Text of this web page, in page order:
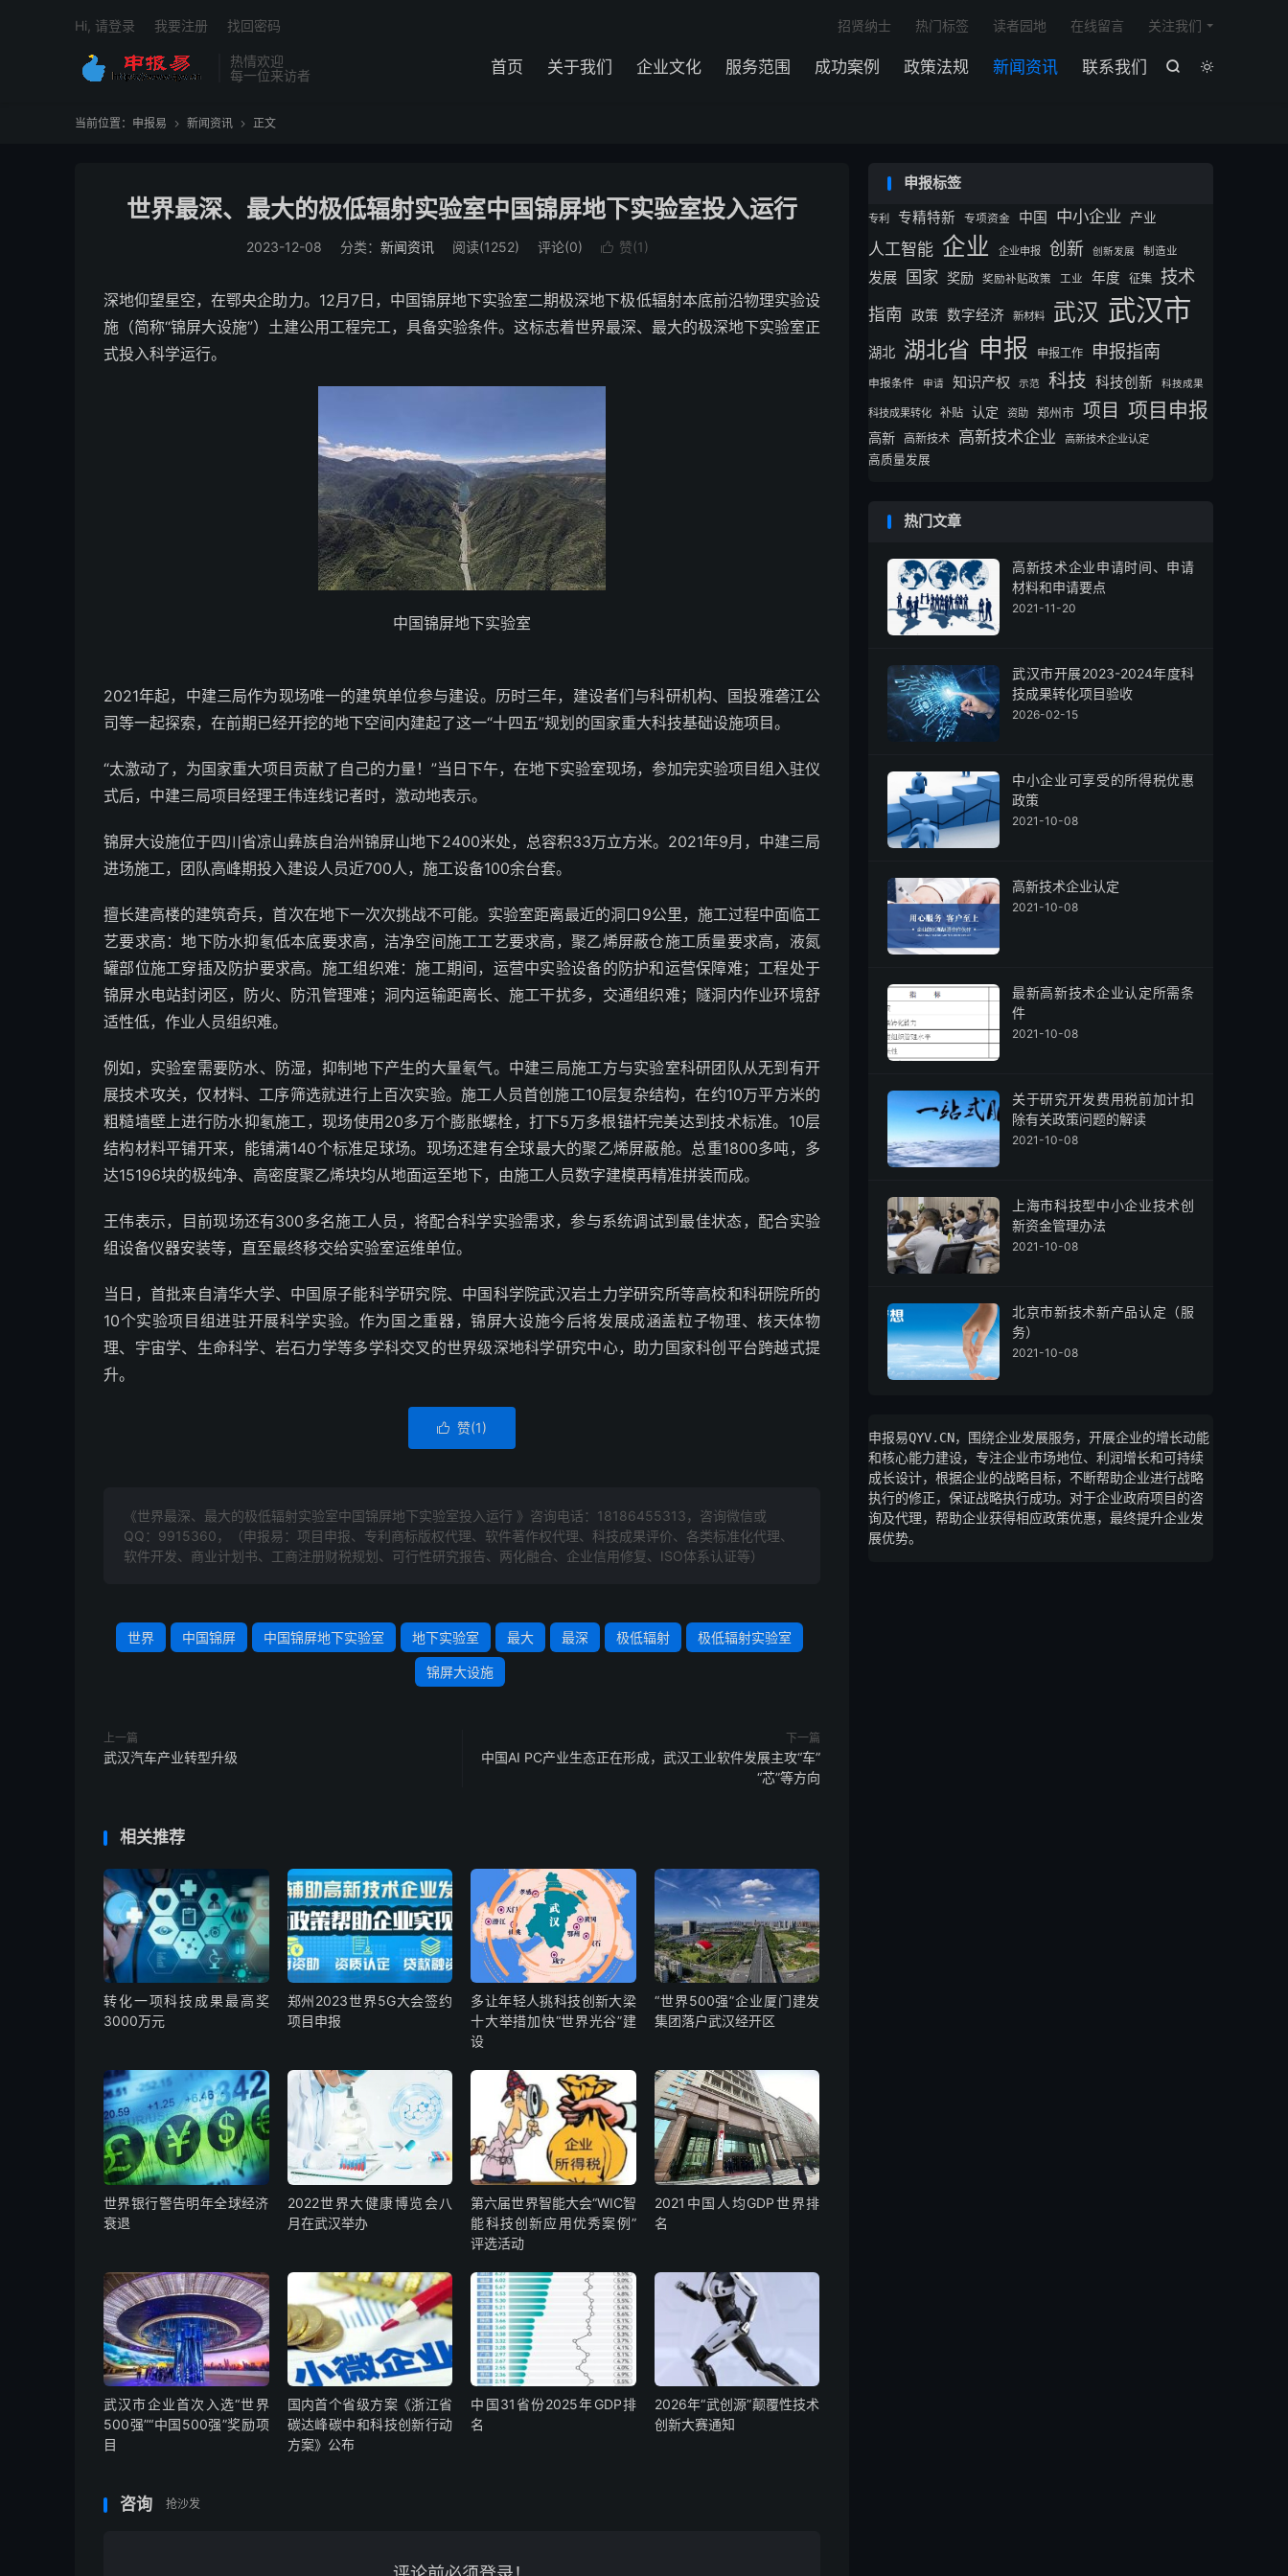
热情欢迎
每一位来访者


首页 关于我们 企业文化 服务范围 成功案例 政策法规 新闻资讯 联系我们
招贤纳士 热门标签 读者园地 在线留言 关注我们
Hi, 请登录 我要注册 找回密码
当前位置： 申报易  新闻资讯  正文
世界最深、最大的极低辐射实验室中国锦屏地下实验室投入运行
2023-12-08 分类： 新闻资讯 阅读(1252) 评论(0)  赞(1)
深地仰望星空，在鄂央企助力。12月7日，中国锦屏地下实验室二期极深地下极低辐射本底前沿物理实验设
施（简称“锦屏大设施”）土建公用工程完工，具备实验条件。这标志着世界最深、最大的极深地下实验室正
式投入科学运行。
中国锦屏地下实验室
2021年起，中建三局作为现场唯一的建筑单位参与建设。历时三年，建设者们与科研机构、国投雅砻江公
司等一起探索，在前期已经开挖的地下空间内建起了这一“十四五”规划的国家重大科技基础设施项目。
“太激动了，为国家重大项目贡献了自己的力量！”当日下午，在地下实验室现场，参加完实验项目组入驻仪
式后，中建三局项目经理王伟连线记者时，激动地表示。
锦屏大设施位于四川省凉山彝族自治州锦屏山地下2400米处，总容积33万立方米。2021年9月，中建三局
进场施工，团队高峰期投入建设人员近700人，施工设备100余台套。
擅长建高楼的建筑奇兵，首次在地下一次次挑战不可能。实验室距离最近的洞口9公里，施工过程中面临工
艺要求高：地下防水抑氡低本底要求高，洁净空间施工工艺要求高，聚乙烯屏蔽仓施工质量要求高，液氮
罐部位施工穿插及防护要求高。施工组织难：施工期间，运营中实验设备的防护和运营保障难；工程处于
锦屏水电站封闭区，防火、防汛管理难；洞内运输距离长、施工干扰多，交通组织难；隧洞内作业环境舒
适性低，作业人员组织难。
例如，实验室需要防水、防湿，抑制地下产生的大量氡气。中建三局施工方与实验室科研团队从无到有开
展技术攻关，仅材料、工序筛选就进行上百次实验。施工人员首创施工10层复杂结构，在约10万平方米的
粗糙墙壁上进行防水抑氡施工，现场使用20多万个膨胀螺栓，打下5万多根锚杆完美达到技术标准。10层
结构材料平铺开来，能铺满140个标准足球场。现场还建有全球最大的聚乙烯屏蔽舱。总重1800多吨，多
达15196块的极纯净、高密度聚乙烯块均从地面运至地下，由施工人员数字建模再精准拼装而成。
王伟表示，目前现场还有300多名施工人员，将配合科学实验需求，参与系统调试到最佳状态，配合实验
组设备仪器安装等，直至最终移交给实验室运维单位。
当日，首批来自清华大学、中国原子能科学研究院、中国科学院武汉岩土力学研究所等高校和科研院所的
10个实验项目组进驻开展科学实验。作为国之重器，锦屏大设施今后将发展成涵盖粒子物理、核天体物
理、宇宙学、生命科学、岩石力学等多学科交叉的世界级深地科学研究中心，助力国家科创平台跨越式提
升。
 赞(1)
《世界最深、最大的极低辐射实验室中国锦屏地下实验室投入运行 》咨询电话： 18186455313 ，咨询微信或
QQ：9915360，（申报易：项目申报、专利商标版权代理、软件著作权代理、科技成果评价、各类标准化代理、
软件开发、商业计划书、工商注册财税规划、可行性研究报告、两化融合、企业信用修复、ISO体系认证等）
世界 中国锦屏 中国锦屏地下实验室 地下实验室 最大 最深 极低辐射 极低辐射实验室
锦屏大设施
上一篇
武汉汽车产业转型升级
下一篇
中国AI PC产业生态正在形成，武汉工业软件发展主攻“车”
“芯”等方向
相关推荐
转化一项科技成果最高奖
3000万元
郑州2023世界5G大会签约
项目申报
多让年轻人挑科技创新大梁
十大举措加快“世界光谷”建
设
“世界500强”企业厦门建发
集团落户武汉经开区
世界银行警告明年全球经济
衰退
2022世界大健康博览会八
月在武汉举办
第六届世界智能大会“WIC智
能科技创新应用优秀案例”
评选活动
2021中国人均GDP世界排
名
武汉市企业首次入选“世界
500强”“中国500强”奖励项
目
国内首个省级方案《浙江省
碳达峰碳中和科技创新行动
方案》公布
中国31省份2025年GDP排
名
2026年“武创源”颠覆性技术
创新大赛通知
咨询 抢沙发
申报标签
专利 专精特新 专项资金 中国 中小企业 产业
人工智能 企业 企业申报 创新 创新发展 制造业
发展 国家 奖励 奖励补贴政策 工业 年度 征集 技术
指南 政策 数字经济 新材料 武汉 武汉市
湖北 湖北省 申报 申报工作 申报指南
申报条件 申请 知识产权 示范 科技 科技创新 科技成果
科技成果转化 补贴 认定 资助 郑州市 项目 项目申报
高新 高新技术 高新技术企业 高新技术企业认定
高质量发展
热门文章
高新技术企业申请时间、申请
材料和申请要点
2021-11-20
武汉市开展2023-2024年度科
技成果转化项目验收
2026-02-15
中小企业可享受的所得税优惠
政策
2021-10-08
高新技术企业认定
2021-10-08
最新高新技术企业认定所需条
件
2021-10-08
关于研究开发费用税前加计扣
除有关政策问题的解读
2021-10-08
上海市科技型中小企业技术创
新资金管理办法
2021-10-08
北京市新技术新产品认定（服
务）
2021-10-08
申报易QYV.CN，围绕企业发展服务，开展企业的增长动能
和核心能力建设，专注企业市场地位、利润增长和可持续
成长设计，根据企业的战略目标，不断帮助企业进行战略
执行的修正，保证战略执行成功。对于企业政府项目的咨
询及代理，帮助企业获得相应政策优惠，最终提升企业发
展优势。